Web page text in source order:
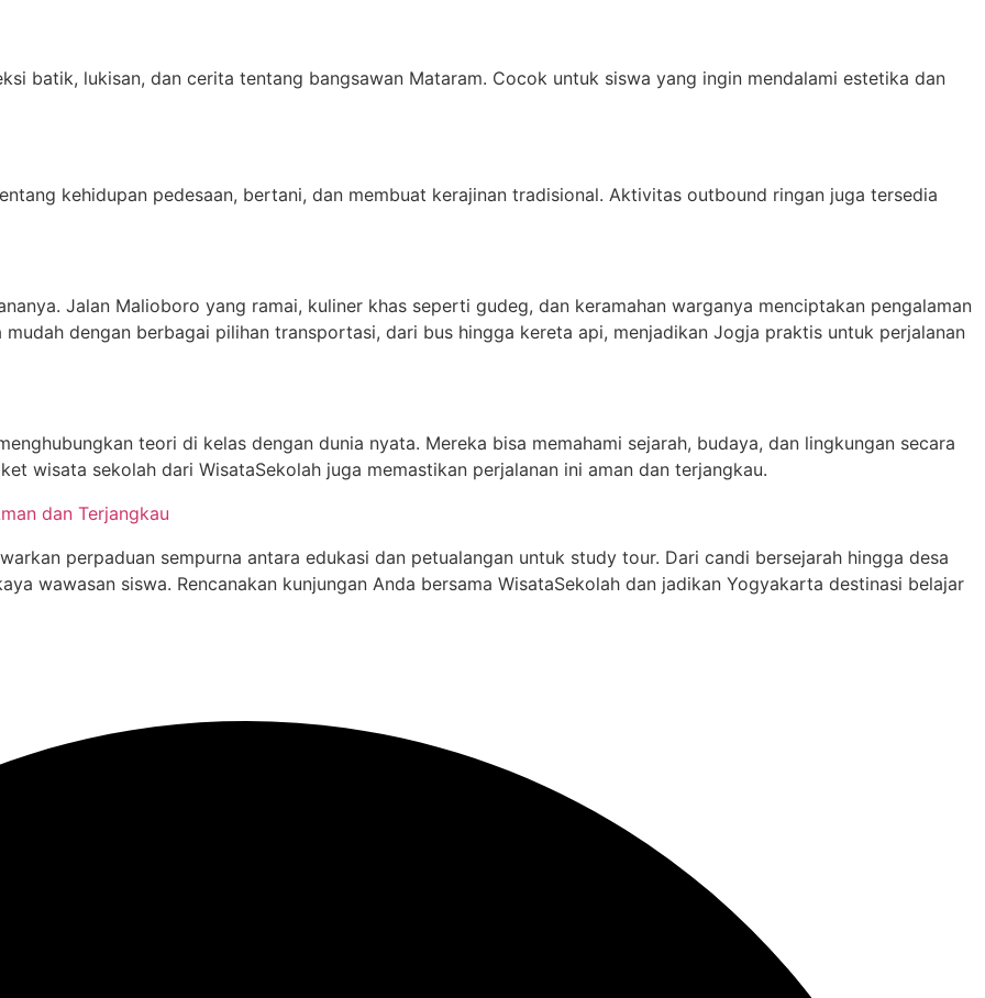
batik, lukisan, dan cerita tentang bangsawan Mataram. Cocok untuk siswa yang ingin mendalami estetika dan
kehidupan pedesaan, bertani, dan membuat kerajinan tradisional. Aktivitas outbound ringan juga tersedia
Jalan Malioboro yang ramai, kuliner khas seperti gudeg, dan keramahan warganya menciptakan pengalaman
dengan berbagai pilihan transportasi, dari bus hingga kereta api, menjadikan Jogja praktis untuk perjalanan
teori di kelas dengan dunia nyata. Mereka bisa memahami sejarah, budaya, dan lingkungan secara
wisata sekolah dari WisataSekolah juga memastikan perjalanan ini aman dan terjangkau.
dan Terjangkau
perpaduan sempurna antara edukasi dan petualangan untuk study tour. Dari candi bersejarah hingga desa
wawasan siswa. Rencanakan kunjungan Anda bersama WisataSekolah dan jadikan Yogyakarta destinasi belajar